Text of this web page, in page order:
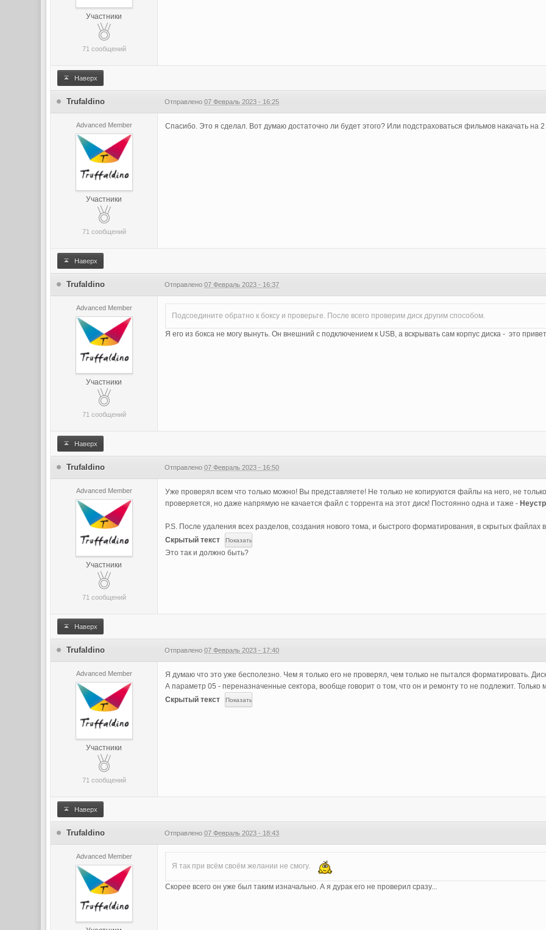
Участники
71 сообщений
Наверх
Trufaldino Отправлено07 Февраль 2023 - 16:25
Advanced Member
Участники
71 сообщений
Спасибо. Это я сделал. Вот думаю достаточно ли будет этого? Или подстраховаться фильмов накачать на
Наверх
Trufaldino Отправлено07 Февраль 2023 - 16:37
Advanced Member
Участники
71 сообщений
Подсоедините обратно к боксу и проверьте. После всего проверим диск другим способом.
Я его из бокса не могу вынуть. Он внешний с подключением к USB, а вскрывать сам корпус диска - это
Наверх
Trufaldino Отправлено07 Февраль 2023 - 16:50
Advanced Member
Участники
71 сообщений
Уже проверял всем что только можно! Вы представляете! Не только не копируются файлы на него, не
проверяется, но даже напрямую не качается файл с торрента на этот диск! Постоянно одна и таже -
P.S. После удаления всех разделов, создания нового тома, и быстрого форматирования, в скрытых файлах
Скрытый текст
Это так и должно быть?
Наверх
Trufaldino Отправлено07 Февраль 2023 - 17:40
Advanced Member
Участники
71 сообщений
Я думаю что это уже бесполезно. Чем я только его не проверял, чем только не пытался форматировать.
А параметр 05 - переназначенные сектора, вообще говорит о том, что он и ремонту то не подлежит.
Скрытый текст
Наверх
Trufaldino Отправлено07 Февраль 2023 - 18:43
Advanced Member
Я так при всём своём желании не смогу.
Скорее всего он уже был таким изначально. А я дурак его не проверил сразу...